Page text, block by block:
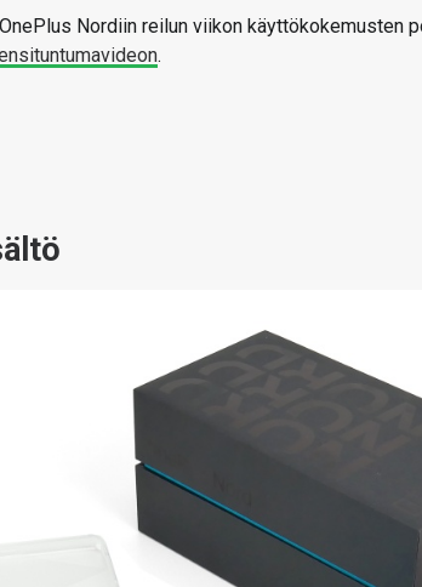
Nordiin reilun viikon käyttökokemusten
.